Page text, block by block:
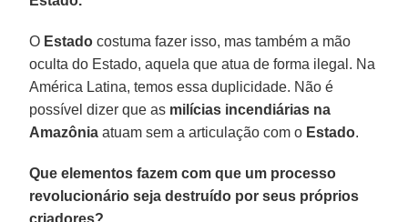
O Estado costuma fazer isso, mas também a mão
oculta do Estado, aquela que atua de forma ilegal. Na
América Latina, temos essa duplicidade. Não é
possível dizer que as milícias incendiárias na
Amazônia atuam sem a articulação com o Estado.
Que elementos fazem com que um processo
revolucionário seja destruído por seus próprios
criadores?